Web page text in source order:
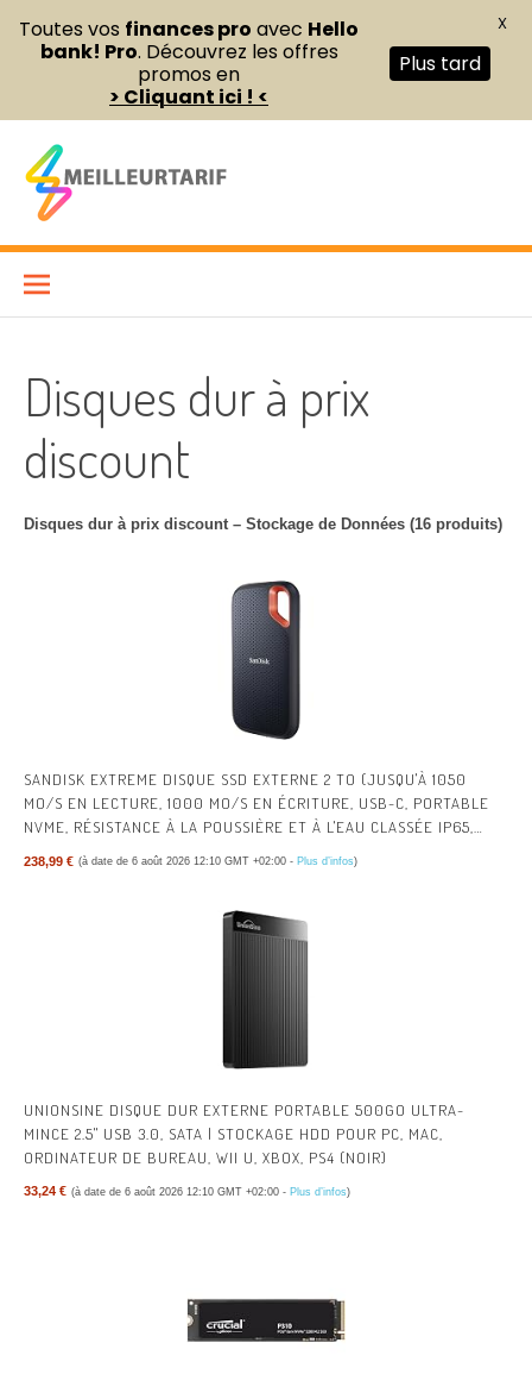
contenu
Meilleur Tarif
Disques dur à prix
discount
Disques dur à prix discount – Stockage de Données (16 produits)
SANDISK EXTREME DISQUE SSD EXTERNE 2 TO (JUSQU'À 1050
MO/S EN LECTURE, 1000 MO/S EN ÉCRITURE, USB-C, PORTABLE
NVME, RÉSISTANCE À LA POUSSIÈRE ET À L'EAU CLASSÉE IP65,
MOUSQUETON PRATIQUE) NOIR | NVME SSD, SSD EXTERNE, IP65
RÉSISTANT À LA POUSSIÈRE ET À L'EAU, BOUCLE MOUSQUETON,
238,99 € (à date de 6 août 2026 12:10 GMT +02:00 - Plus d’infos)
UNIONSINE DISQUE DUR EXTERNE PORTABLE 500GO ULTRA-
MINCE 2.5" USB 3.0, SATA | STOCKAGE HDD POUR PC, MAC,
ORDINATEUR DE BUREAU, WII U, XBOX, PS4 (NOIR)
33,24 € (à date de 6 août 2026 12:10 GMT +02:00 - Plus d’infos)
Toutes vos finances pro avec Hello
bank! Pro. Découvrez les offres
promos en
> Cliquant ici ! <
Plus tard
X